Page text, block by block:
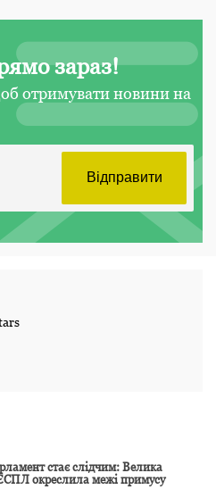
зараз!
отримувати новини на
стає слідчим: Велика
окреслила межі примусу